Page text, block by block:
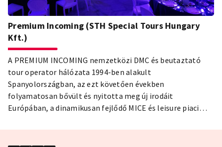
Premium Incoming (STH Special Tours Hungary
Kft.)
A PREMIUM INCOMING nemzetközi DMC és beutaztató
tour operator hálózata 1994-ben alakult
Spanyolországban, az ezt követően években
folyamatosan bővült és nyitotta meg új irodáit
Európában, a dinamikusan fejlődő MICE és leisure piaci
nyújtunk magas szintű szolgáltatást: Madrid, Barcelona,
Prága, Budapest, Berlin, London, Párizs és Róma.